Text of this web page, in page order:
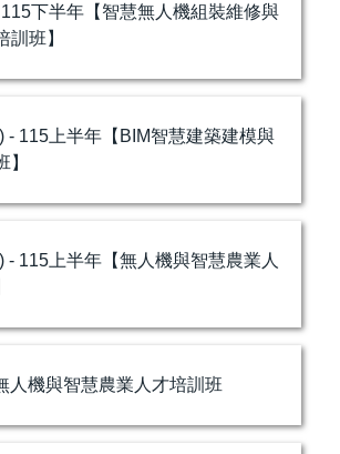
下半年【智慧無人機組裝維修與
訓班】
- 115上半年【BIM智慧建築建模與
】
- 115上半年【無人機與智慧農業人
人機與智慧農業人才培訓班